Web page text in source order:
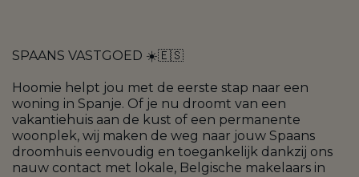
SPAANS VASTGOED ☀️🇪🇸
Hoomie helpt jou met de eerste stap naar een
woning in Spanje. Of je nu droomt van een
vakantiehuis aan de kust of een permanente
woonplek, wij maken de weg naar jouw Spaans
droomhuis eenvoudig en toegankelijk dankzij ons
nauw contact met lokale, Belgische makelaars in